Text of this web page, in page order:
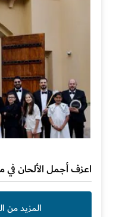
اعزف أجمل الألحان
المزيد من